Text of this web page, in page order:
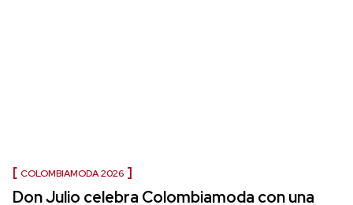
COLOMBIAMODA 2026
Don Julio celebra Colombiamoda con una